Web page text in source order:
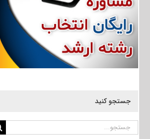
جستجو کنید
جستجو